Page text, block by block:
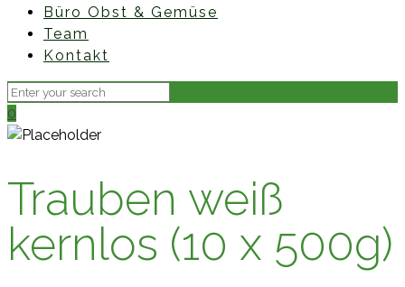
Büro Obst & Gemüse
Team
Kontakt
0
Trauben weiß
kernlos (10 x 500g)